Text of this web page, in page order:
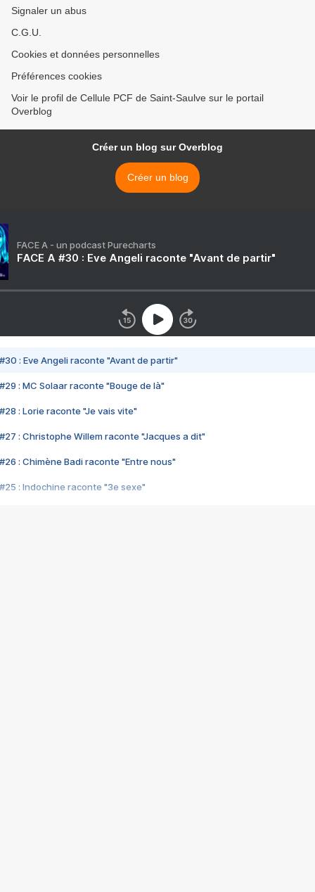
Signaler un abus
C.G.U.
Cookies et données personnelles
Préférences cookies
Voir le profil de Cellule PCF de Saint-Saulve sur le portail
Overblog
Créer un blog sur Overblog
Créer un blog
FACE A - un podcast Purecharts
FACE A #30 : Eve Angeli raconte "Avant de partir"
#30 : Eve Angeli raconte "Avant de partir"
#29 : MC Solaar raconte "Bouge de là"
#28 : Lorie raconte "Je vais vite"
#27 : Christophe Willem raconte "Jacques a dit"
#26 : Chimène Badi raconte "Entre nous"
#25 : Indochine raconte "3e sexe"